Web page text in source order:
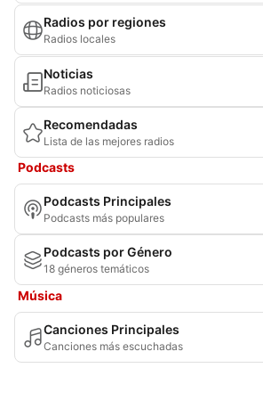
Radios por regiones
Radios locales
Noticias
Radios noticiosas
Recomendadas
Lista de las mejores radios
Podcasts
Podcasts Principales
Podcasts más populares
Podcasts por Género
18 géneros temáticos
Música
Canciones Principales
Canciones más escuchadas